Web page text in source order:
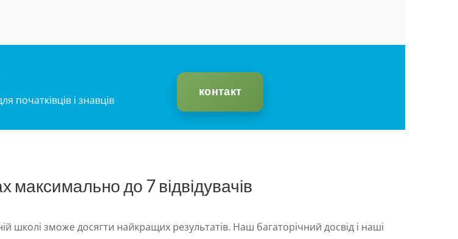
початківців і знавців
контакт
максимально до 7 відвідувачів
школі зможе досягти найкращих результатів. Наш багаторічний досвід і наші